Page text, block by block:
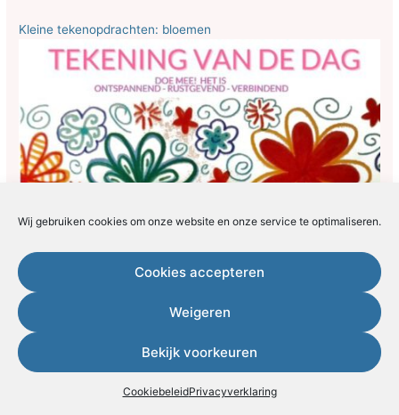
Wij gebruiken cookies om onze website en onze service te optimaliseren.
Cookies accepteren
Weigeren
Bekijk voorkeuren
CookiebeleidPrivacyverklaring
Kleine tekenopdrachten: bloemen